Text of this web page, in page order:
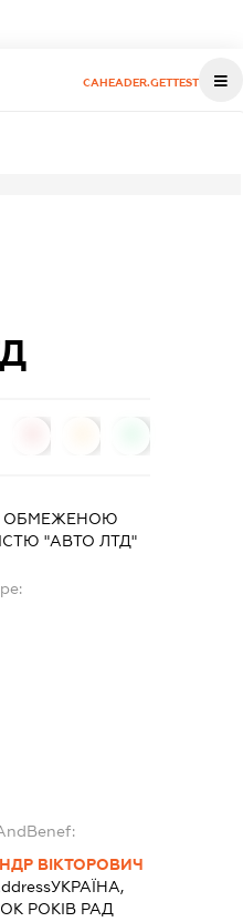
CAHEADER.GETTEST
ОБМЕЖЕНОЮ
"АВТО ЛТД"
ВІКТОРОВИЧ
УКРАЇНА,
РОКІВ РАД